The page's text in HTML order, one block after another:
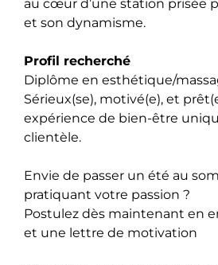
au cœur d’une station prisée
et son dynamisme.
Profil recherché
Diplôme en esthétique/
Sérieux(se), motivé(e), et
expérience de bien-être
clientèle.
Envie de passer un été au
pratiquant votre passion ?
Postulez dès maintenant en
et une lettre de motivation